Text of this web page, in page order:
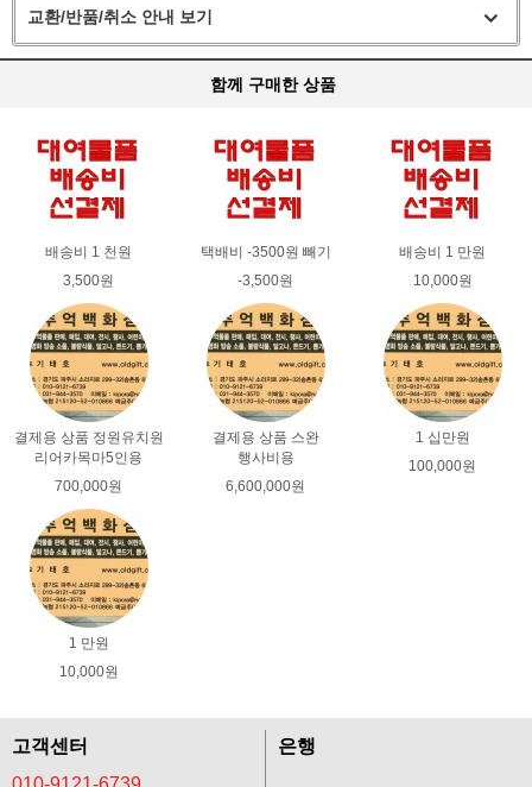
교환/반품/취소 안내 보기
함께 구매한 상품
배송비 1 천원
3,500원
택배비 -3500원 빼기
-3,500원
배송비 1 만원
10,000원
결제용 상품 정원유치원
리어카목마5인용
700,000원
결제용 상품 스완
행사비용
6,600,000원
1 십만원
100,000원
1 만원
10,000원
고객센터
은행